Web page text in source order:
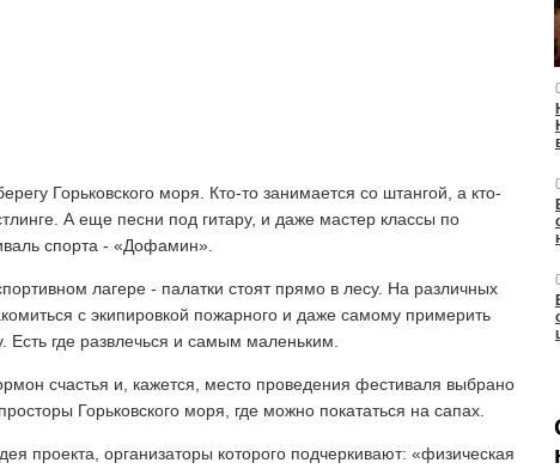
Горьковского моря. Кто-то занимается со штангой, а кто-
А еще песни под гитару, и даже мастер классы по
спорта - «Дофамин».
лагере - палатки стоят прямо в лесу. На различных
с экипировкой пожарного и даже самому примерить
где развлечься и самым маленьким.
счастья и, кажется, место проведения фестиваля выбрано
Горьковского моря, где можно покататься на сапах.
проекта, организаторы которого подчеркивают: «физическая